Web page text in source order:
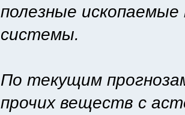
полезные
системы.
По текущим
прочих веществ с